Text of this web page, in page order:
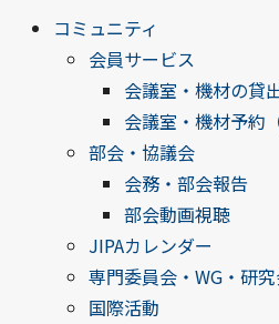
コミュニティ
会員サービス
会議室・機材の貸
会議室・機材予約
部会・協議会
会務・部会報告
部会動画視聴
JIPAカレンダー
専門委員会・WG・研
国際活動